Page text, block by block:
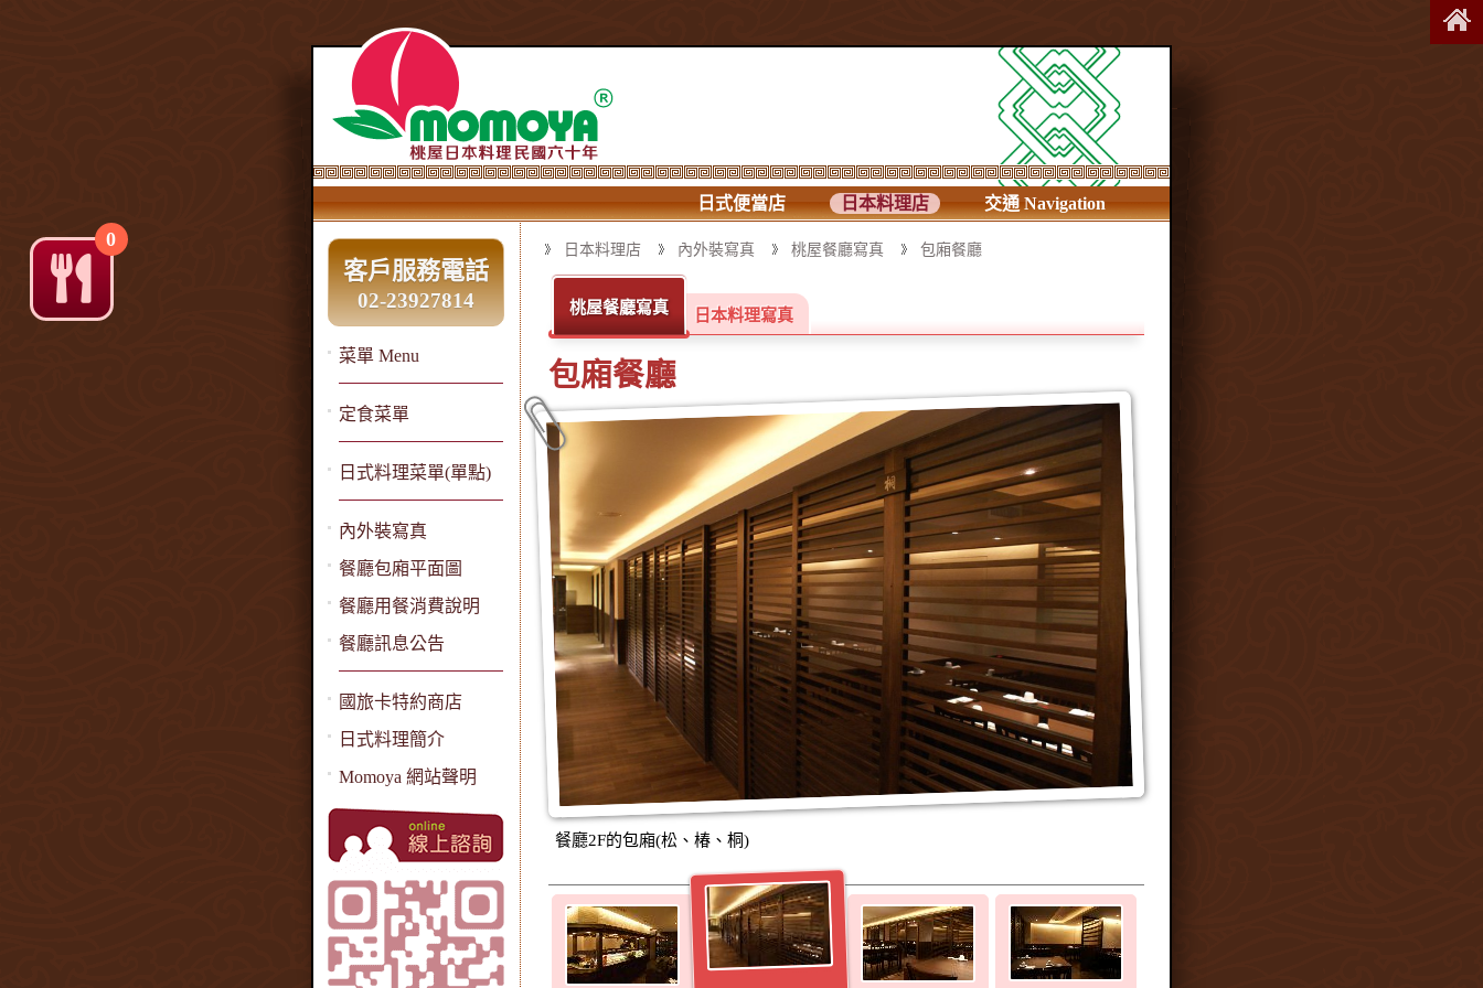
日式便當店 日本料理店 交通 Navigation
客戶服務電話
02-23927814
菜單 Menu
定食菜單
日式料理菜單(單點)
內外裝寫真
餐廳包廂平面圖
餐廳用餐消費說明
餐廳訊息公告
國旅卡特約商店
日式料理簡介
Momoya 網站聲明
日本料理店 內外裝寫真 桃屋餐廳寫真 包廂餐廳
桃屋餐廳寫真 日本料理寫真
包廂餐廳
餐廳2F的包廂(松、椿、桐)
0